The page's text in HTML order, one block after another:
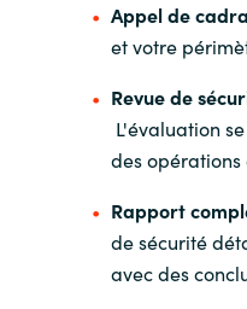
Appel de
et votre
Revue de
L'évaluation
des
Rapport
de sécurité
avec des